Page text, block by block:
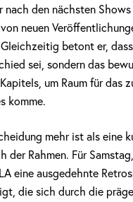
nach den nächsten Shows
neuen
betont er,
sei, sondern das
um Raum für das
komme.
mehr ist als eine
der Rahmen. Für
eine ausgedehnte
die sich durch die